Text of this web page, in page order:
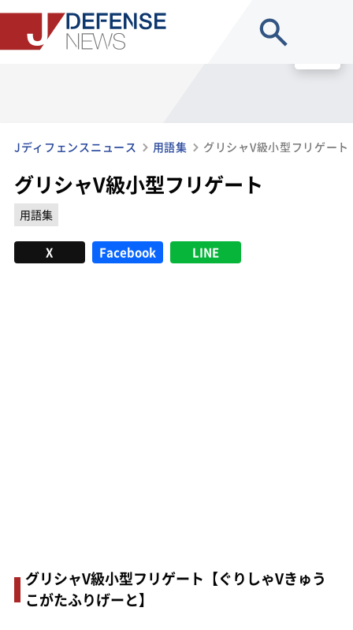
Jディフェンスニュース 用語集 グリシャV級小型フリゲート
グリシャV級小型フリゲート
用語集
X Facebook LINE
グリシャV級小型フリゲート【ぐりしゃVきゅう
こがたふりげーと】